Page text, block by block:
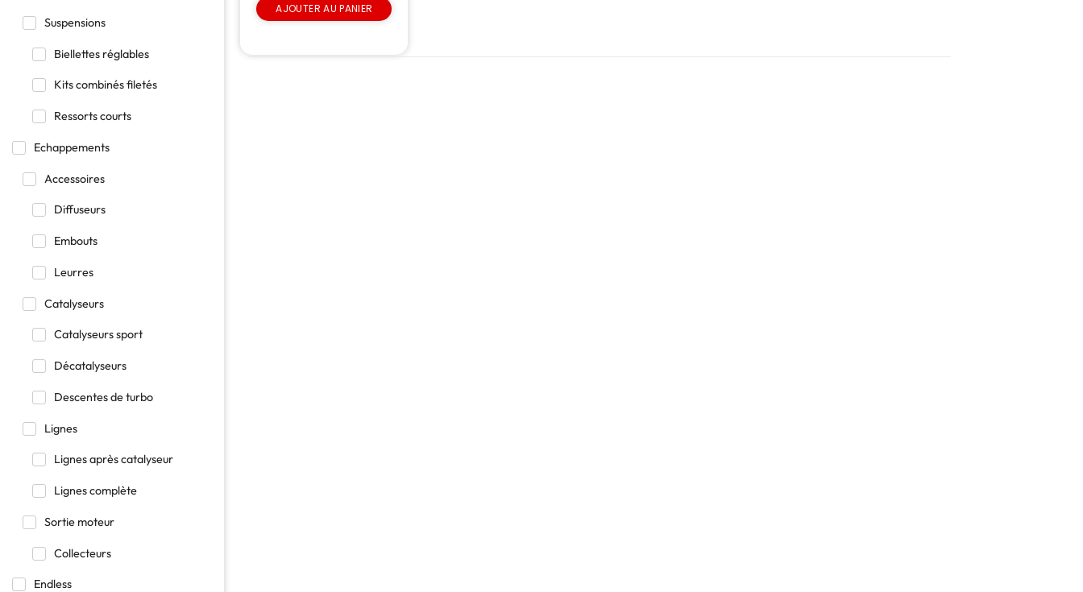
Suspensions
Biellettes réglables
Kits combinés filetés
Ressorts courts
Echappements
Accessoires
Diffuseurs
Embouts
Leurres
Catalyseurs
Catalyseurs sport
Décatalyseurs
Descentes de turbo
Lignes
Lignes après catalyseur
Lignes complète
Sortie moteur
Collecteurs
Endless
AJOUTER AU PANIER